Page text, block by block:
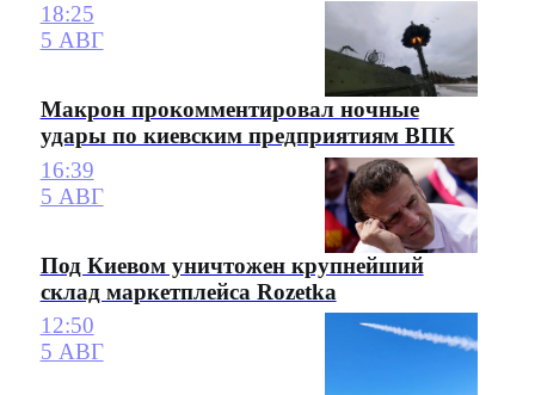
18:25
5 АВГ
Макрон прокомментировал ночные
удары по киевским предприятиям ВПК
16:39
5 АВГ
Под Киевом уничтожен крупнейший
склад маркетплейса Rozetka
12:50
5 АВГ